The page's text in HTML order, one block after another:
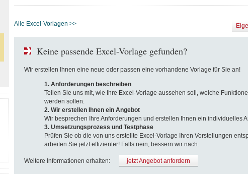
Alle Excel-Vorlagen >>
Keine passende Excel-Vorlage gefunden?
Wir erstellen Ihnen eine neue oder passen eine vorhandene Vorlage für Sie an!
1. Anforderungen beschreiben
Teilen Sie uns mit, wie Ihre Excel-Vorlage aussehen soll, welche
werden sollen.
2. Wir erstellen Ihnen ein Angebot
Wir besprechen Ihre Anforderungen und erstellen Ihnen ein individuelles
3. Umsetzungsprozess und Testphase
Prüfen Sie ob die von uns erstellte Excel-Vorlage Ihren Vorstellungen
arbeiten Sie jetzt effizienter! Falls nein, bessern wir nach.
Weitere Informationen erhalten: jetzt Angebot anfordern